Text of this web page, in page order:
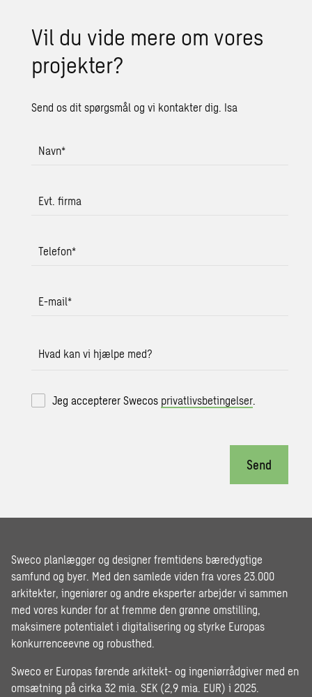
Vil du vide mere om vores
pro­jek­ter?
Send os dit spørgsmål og vi kontakter dig. Isa
Navn*
Evt. firma
Telefon*
E-mail*
Hvad kan vi hjælpe med?
Jeg accepterer Swecos privatlivsbetingelser.
Send
Sweco planlægger og designer fremtidens bæredygtige
samfund og byer. Med den samlede viden fra vores 23.000
arkitekter, ingeniører og andre eksperter arbejder vi sammen
med vores kunder for at fremme den grønne omstilling,
maksimere potentialet i digitalisering og styrke Europas
konkurrenceevne og robusthed.
Sweco er Europas førende arkitekt- og ingeniørrådgiver med en
omsætning på cirka 32 mia. SEK (2,9 mia. EUR) i 2025.